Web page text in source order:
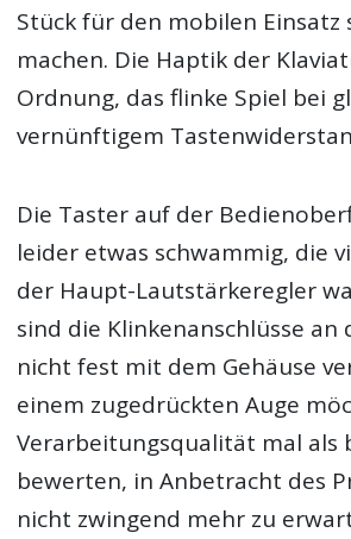
Stück für den mobilen
machen. Die Haptik der
Ordnung, das flinke Spiel bei
vernünftigem
Die Taster auf der
leider etwas schwammig, die
der Haupt-Lautstärkeregler
sind die Klinkenanschlüsse an
nicht fest mit dem Gehäuse
einem zugedrückten Auge
Verarbeitungsqualität mal als
bewerten, in Anbetracht des
nicht zwingend mehr zu